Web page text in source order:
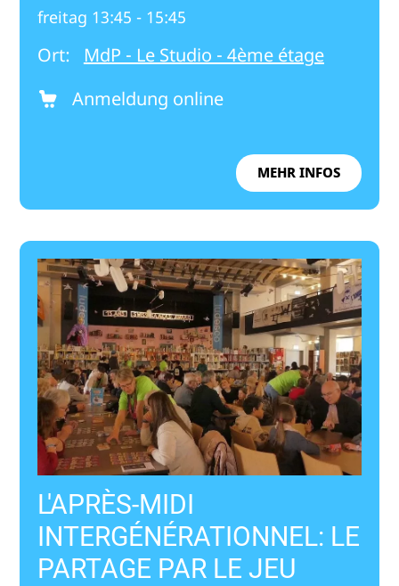
freitag 13:45 - 15:45
Ort:
MdP - Le Studio - 4ème étage
Anmeldung online
MEHR INFOS
L'APRÈS-MIDI
INTERGÉNÉRATIONNEL: LE
PARTAGE PAR LE JEU